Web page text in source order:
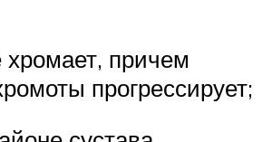
хромает, причем
прогрессирует;